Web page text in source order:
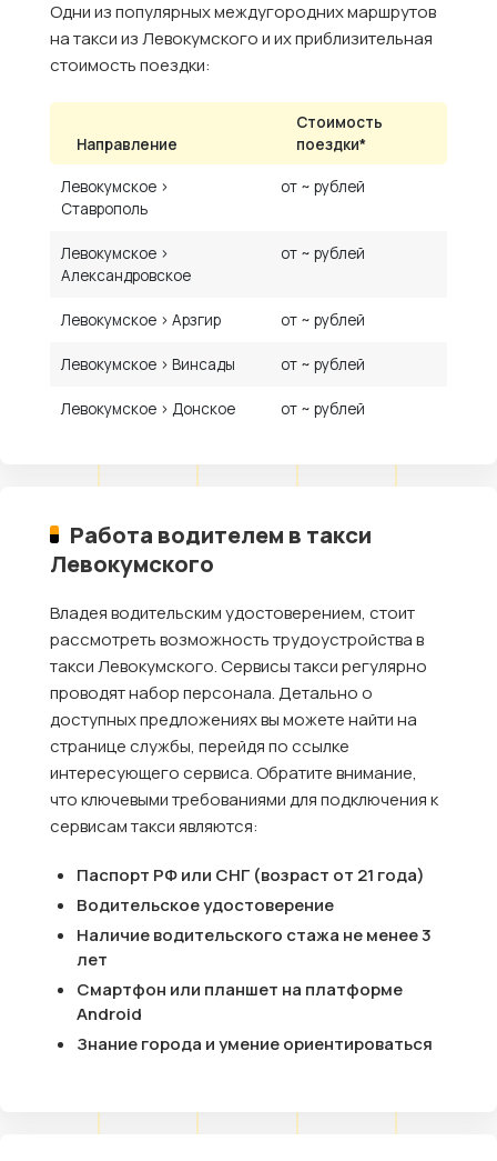
Одни из популярных междугородних маршрутов
на такси из Левокумского и их приблизительная
стоимость поездки:
Направление
Стоимость
поездки*
Левокумское ›
Ставрополь
от ~ рублей
Левокумское ›
Александровское
от ~ рублей
Левокумское › Арзгир от ~ рублей
Левокумское › Винсады от ~ рублей
Левокумское › Донское от ~ рублей
Работа водителем в такси
Левокумского
Владея водительским удостоверением, стоит
рассмотреть возможность трудоустройства в
такси Левокумского. Сервисы такси регулярно
проводят набор персонала. Детально о
доступных предложениях вы можете найти на
странице службы, перейдя по ссылке
интересующего сервиса. Обратите внимание,
что ключевыми требованиями для подключения к
сервисам такси являются:
Паспорт РФ или СНГ (возраст от 21 года)
Водительское удостоверение
Наличие водительского стажа не менее 3
лет
Смартфон или планшет на платформе
Android
Знание города и умение ориентироваться